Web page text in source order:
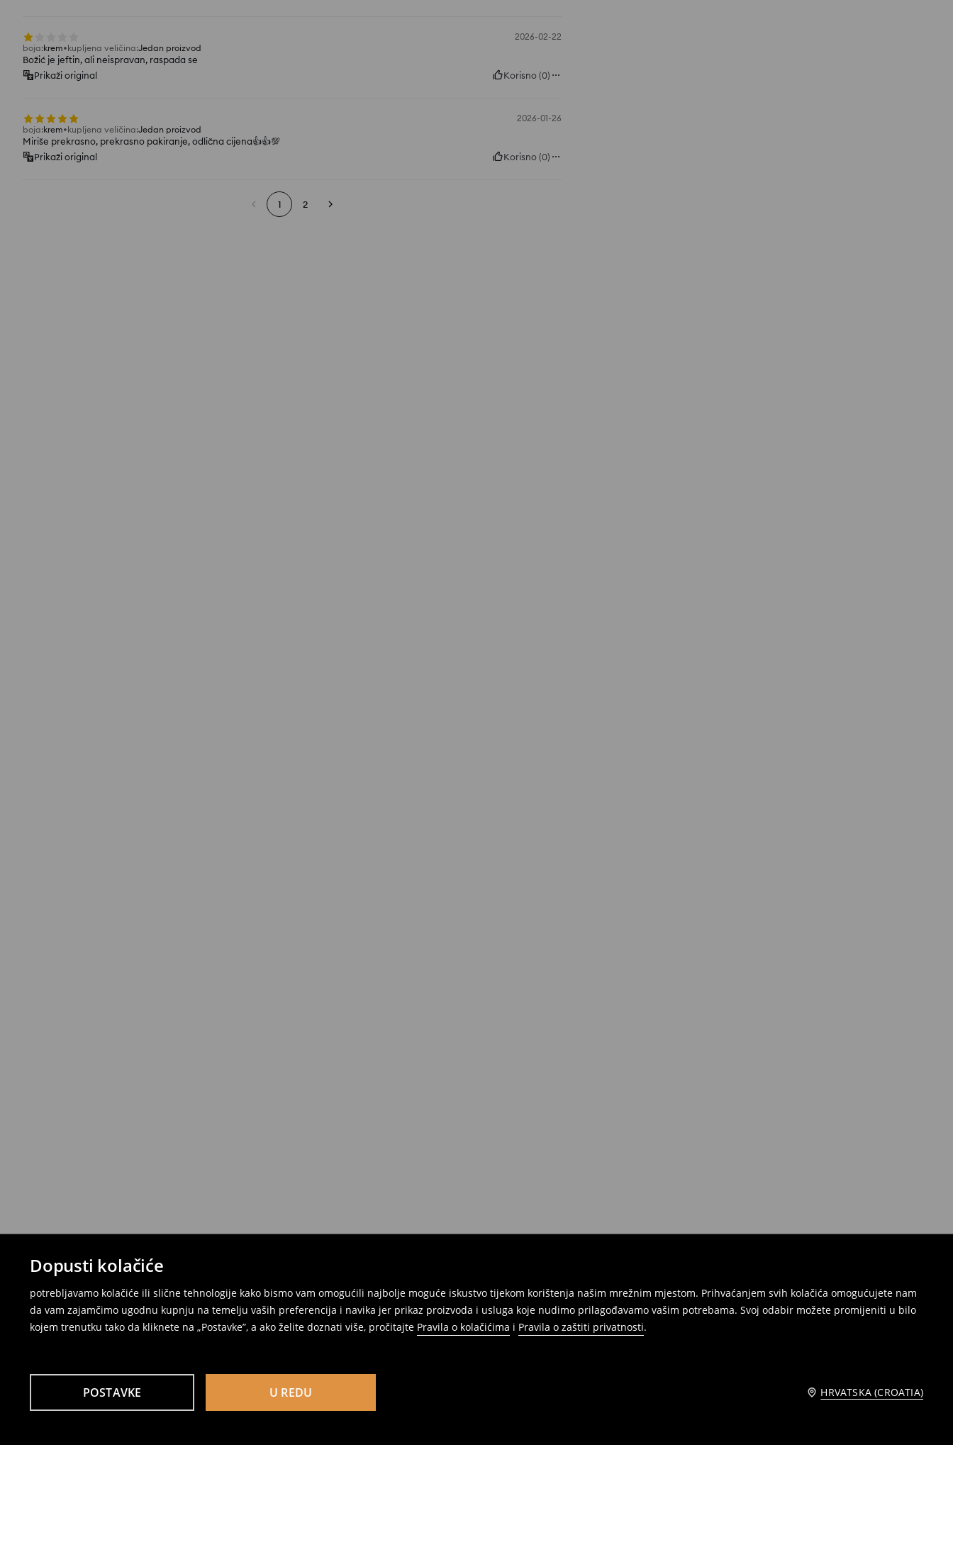
Dopusti kolačiće
potrebljavamo kolačiće ili slične tehnologije kako bismo vam omogućili najbolje moguće iskustvo tijekom korištenja našim mrežnim mjestom. Prihvaćanjem svih kolačića omogućujete nam
da vam zajamčimo ugodnu kupnju na temelju vaših preferencija i navika jer prikaz proizvoda i usluga koje nudimo prilagođavamo vašim potrebama. Svoj odabir možete promijeniti u bilo
kojem trenutku tako da kliknete na „Postavke”, a ako želite doznati više, pročitajte Pravila o kolačićima i Pravila o zaštiti privatnosti.
POSTAVKE U REDU HRVATSKA (CROATIA)
2026-02-22
boja:krem kupljena veličina:Jedan proizvod
Božić je jeftin, ali neispravan, raspada se
Prikaži original
Korisno(0)
2026-01-26
boja:krem kupljena veličina:Jedan proizvod
Miriše prekrasno, prekrasno pakiranje, odlična cijena👍️👍️💯
Prikaži original
Korisno(0)
1 2